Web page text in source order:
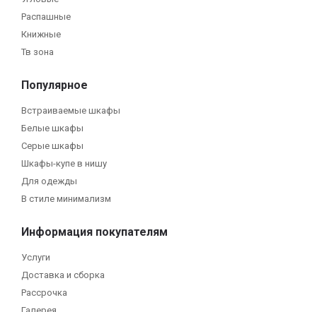
Распашные
Книжные
Тв зона
Популярное
Встраиваемые шкафы
Белые шкафы
Серые шкафы
Шкафы-купе в нишу
Для одежды
В стиле минимализм
Информация покупателям
Услуги
Доставка и сборка
Рассрочка